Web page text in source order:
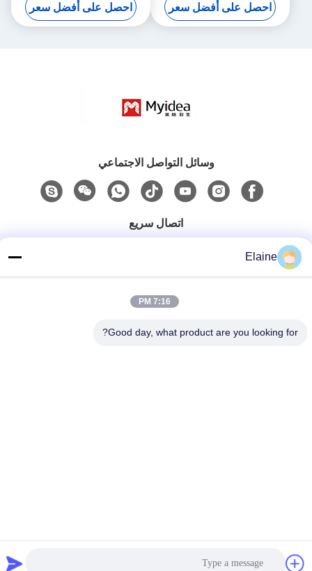
احصل على أفضل سعر
أثاث مكتب لغرف الاجتماعات
والمفاوضات
احصل على أفضل سعر
وسائل التواصل الاجتماعي
اتصال سريع
الهاتف
Elaine
7:16 PM
Good day, what product are you looking for?